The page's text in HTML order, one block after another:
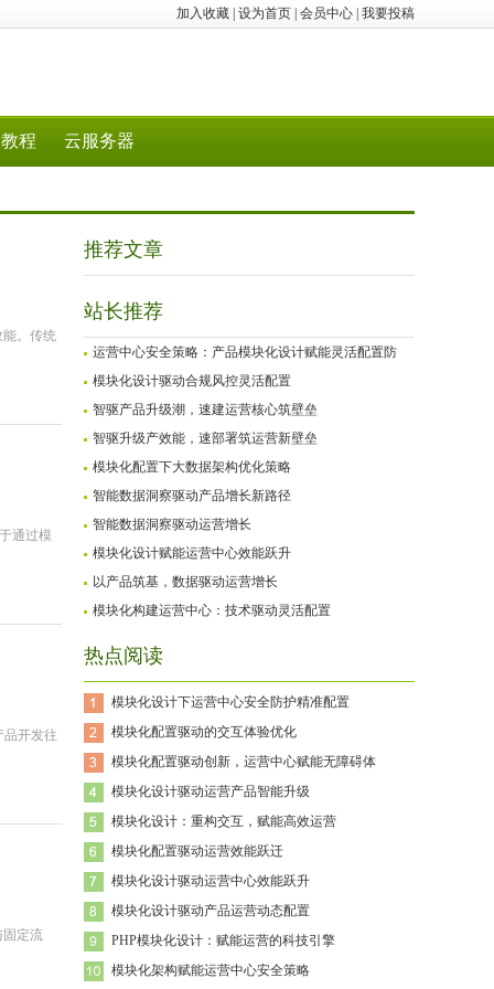
加入收藏 设为首页 会员中心 我要投稿
教程 云服务器
。传统
通过模
开发往
定流
推荐文章
站长推荐
运营中心安全策略：产品模块化设计赋能灵活配置防
模块化设计驱动合规风控灵活配置
智驱产品升级潮，速建运营核心筑壁垒
智驱升级产效能，速部署筑运营新壁垒
模块化配置下大数据架构优化策略
智能数据洞察驱动产品增长新路径
智能数据洞察驱动运营增长
模块化设计赋能运营中心效能跃升
以产品筑基，数据驱动运营增长
模块化构建运营中心：技术驱动灵活配置
热点阅读
模块化设计下运营中心安全防护精准配置
模块化配置驱动的交互体验优化
模块化配置驱动创新，运营中心赋能无障碍体
模块化设计驱动运营产品智能升级
模块化设计：重构交互，赋能高效运营
模块化配置驱动运营效能跃迁
模块化设计驱动运营中心效能跃升
模块化设计驱动产品运营动态配置
PHP模块化设计：赋能运营的科技引擎
模块化架构赋能运营中心安全策略